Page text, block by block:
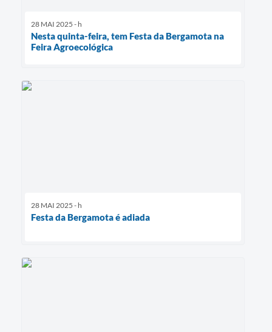
28 MAI 2025 - h
Nesta quinta-feira, tem Festa da Bergamota na
Feira Agroecológica
28 MAI 2025 - h
Festa da Bergamota é adiada